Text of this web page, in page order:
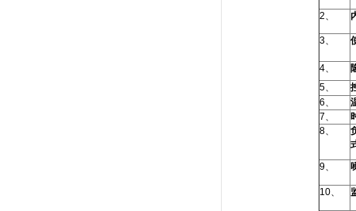
2、
3、
4、
5、
6、
7、
8、
9、
10、